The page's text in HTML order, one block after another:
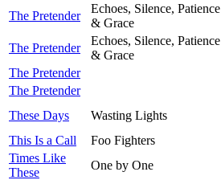
The Pretender
Echoes, Silence, Patience
& Grace
The Pretender
Echoes, Silence, Patience
& Grace
The Pretender
The Pretender
These Days
Wasting Lights
This Is a Call
Foo Fighters
Times Like
These
One by One